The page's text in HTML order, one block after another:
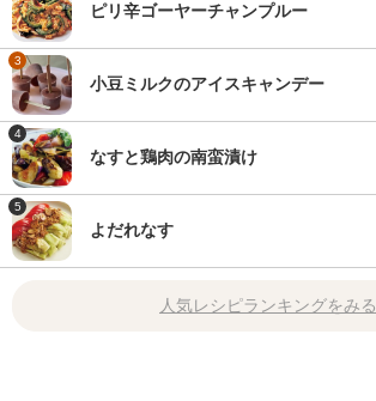
ピリ辛ゴーヤーチャンプルー
3
小豆ミルクのアイスキャンデー
4
なすと鶏肉の南蛮漬け
5
よだれなす
人気レシピランキングをみる